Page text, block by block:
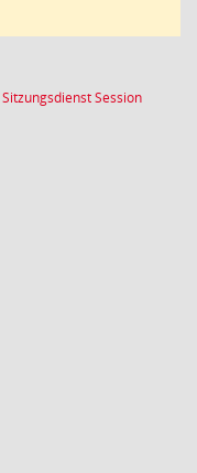
SitzungsdienstSession(Wird in